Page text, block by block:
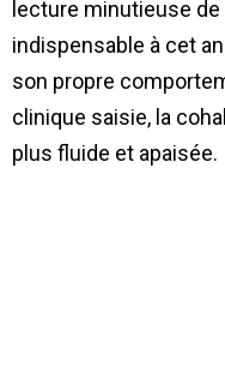
lecture minutieuse de
indispensable à cet
son propre
clinique saisie, la
plus fluide et apaisée.